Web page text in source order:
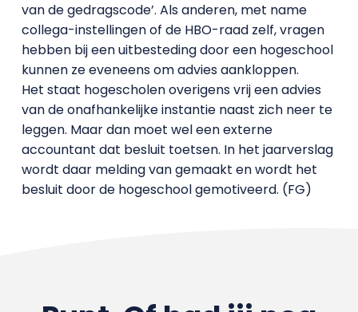
van de gedragscode’. Als anderen, met name
collega-instellingen of de HBO-raad zelf, vragen
hebben bij een uitbesteding door een hogeschool
kunnen ze eveneens om advies aankloppen.
Het staat hogescholen overigens vrij een advies
van de onafhankelijke instantie naast zich neer te
leggen. Maar dan moet wel een externe
accountant dat besluit toetsen. In het jaarverslag
wordt daar melding van gemaakt en wordt het
besluit door de hogeschool gemotiveerd. (FG)